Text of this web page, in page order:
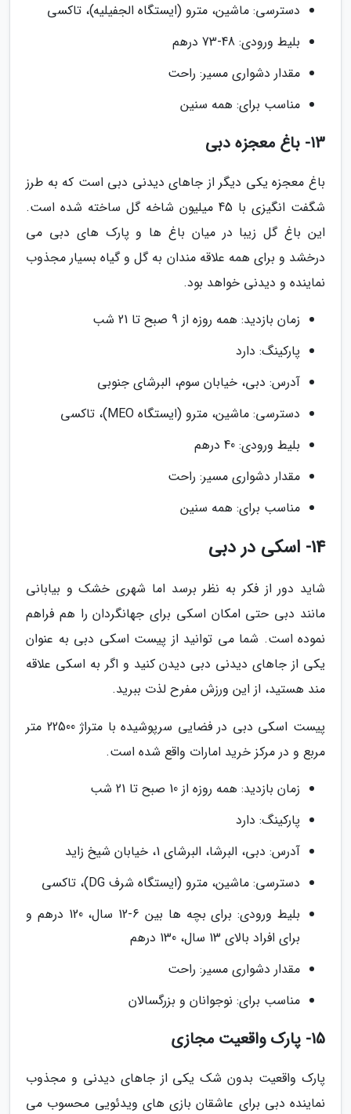
دسترسی: ماشین، مترو (ایستگاه الجفیلیه)، تاکسی
بلیط ورودی: 48-73 درهم
مقدار دشواری مسیر: راحت
مناسب برای: همه سنین
13- باغ معجزه دبی
باغ معجزه یکی دیگر از جاهای دیدنی دبی است که به طرز
شگفت انگیزی با 45 میلیون شاخه گل ساخته شده است.
این باغ گل زیبا در میان باغ ها و پارک های دبی می
درخشد و برای همه علاقه مندان به گل و گیاه بسیار مجذوب
نماینده و دیدنی خواهد بود.
زمان بازدید: همه روزه از 9 صبح تا 21 شب
پارکینگ: دارد
آدرس: دبی، خیابان سوم، البرشای جنوبی
دسترسی: ماشین، مترو (ایستگاه MEO)، تاکسی
بلیط ورودی: 40 درهم
مقدار دشواری مسیر: راحت
مناسب برای: همه سنین
14- اسکی در دبی
شاید دور از فکر به نظر برسد اما شهری خشک و بیابانی
مانند دبی حتی امکان اسکی برای جهانگردان را هم فراهم
نموده است. شما می توانید از پیست اسکی دبی به عنوان
یکی از جاهای دیدنی دبی دیدن کنید و اگر به اسکی علاقه
مند هستید، از این ورزش مفرح لذت ببرید.
پیست اسکی دبی در فضایی سرپوشیده با متراژ 22500 متر
مربع و در مرکز خرید امارات واقع شده است.
زمان بازدید: همه روزه از 10 صبح تا 21 شب
پارکینگ: دارد
آدرس: دبی، البرشا، البرشای 1، خیابان شیخ زاید
دسترسی: ماشین، مترو (ایستگاه شرف DG)، تاکسی
بلیط ورودی: برای بچه ها بین 6-12 سال، 120 درهم و
برای افراد بالای 13 سال، 130 درهم
مقدار دشواری مسیر: راحت
مناسب برای: نوجوانان و بزرگسالان
15- پارک واقعیت مجازی
پارک واقعیت بدون شک یکی از جاهای دیدنی و مجذوب
نماینده دبی برای عاشقان بازی های ویدئویی محسوب می